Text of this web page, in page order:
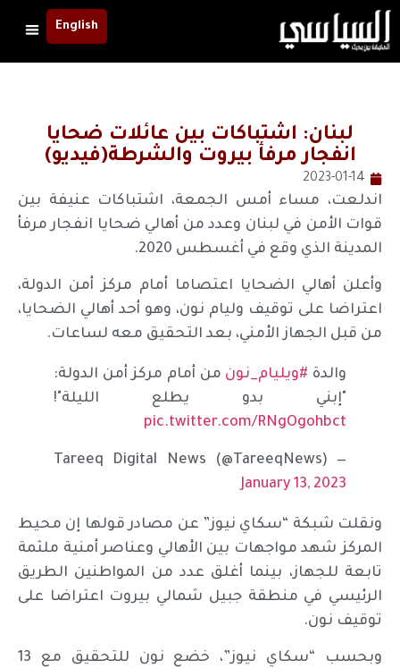
English
لبنان: اشتباكات بين عائلات ضحايا
انفجار مرفأ بيروت والشرطة(فيديو)
2023-01-14
اندلعت، مساء أمس الجمعة، اشتباكات عنيفة بين
قوات الأمن في لبنان وعدد من أهالي ضحايا انفجار مرفأ
المدينة الذي وقع في أغسطس 2020.
وأعلن أهالي الضحايا اعتصاما أمام مركز أمن الدولة،
اعتراضا على توقيف وليام نون، وهو أحد أهالي الضحايا،
من قبل الجهاز الأمني، بعد التحقيق معه لساعات.
والدة #ويليام_نون من أمام مركز أمن الدولة:
"إبني بدو يطلع الليلة"!
pic.twitter.com/RNgOgohbct
— Tareeq Digital News (@TareeqNews)
January 13, 2023
ونقلت شبكة “سكاي نيوز” عن مصادر قولها إن محيط
المركز شهد مواجهات بين الأهالي وعناصر أمنية ملثمة
تابعة للجهاز، بينما أغلق عدد من المواطنين الطريق
الرئيسي في منطقة جبيل شمالي بيروت اعتراضا على
توقيف نون.
وبحسب “سكاي نيوز”، خضع نون للتحقيق مع 13